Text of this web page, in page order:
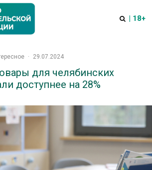
| 18+
· 29.07.2024
для челябинских
доступнее на 28%